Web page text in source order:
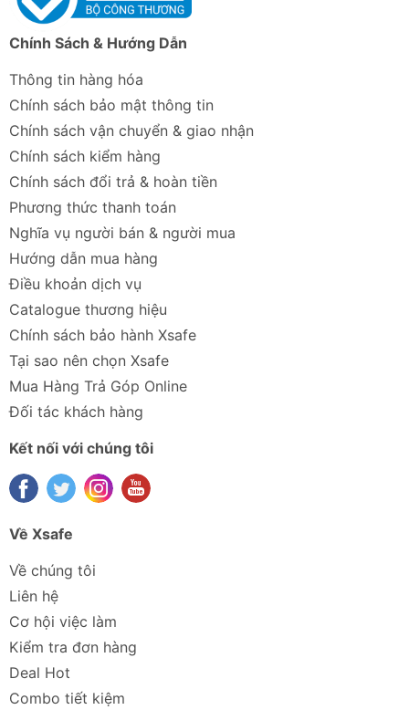
Chính Sách & Hướng Dẫn
Thông tin hàng hóa
Chính sách bảo mật thông tin
Chính sách vận chuyển & giao nhận
Chính sách kiểm hàng
Chính sách đổi trả & hoàn tiền
Phương thức thanh toán
Nghĩa vụ người bán & người mua
Hướng dẫn mua hàng
Điều khoản dịch vụ
Catalogue thương hiệu
Chính sách bảo hành Xsafe
Tại sao nên chọn Xsafe
Mua Hàng Trả Góp Online
Đối tác khách hàng
Kết nối với chúng tôi
Về Xsafe
Về chúng tôi
Liên hệ
Cơ hội việc làm
Kiểm tra đơn hàng
Deal Hot
Combo tiết kiệm